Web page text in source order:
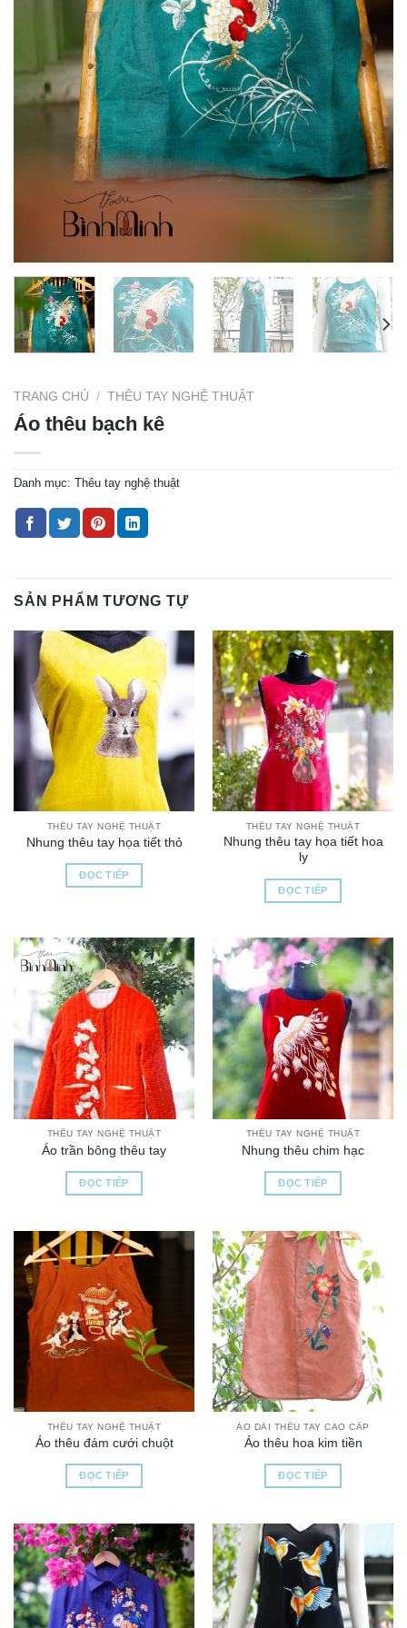
TRANG CHỦ / THÊU TAY NGHỆ THUẬT
Áo thêu bạch kê
Danh mục: Thêu tay nghệ thuật
SẢN PHẨM TƯƠNG TỰ
THÊU TAY NGHỆ THUẬT
Nhung thêu tay họa tiết thỏ
ĐỌC TIẾP
THÊU TAY NGHỆ THUẬT
Nhung thêu tay họa tiết hoa
ly
ĐỌC TIẾP
THÊU TAY NGHỆ THUẬT
Áo trần bông thêu tay
ĐỌC TIẾP
THÊU TAY NGHỆ THUẬT
Nhung thêu chim hạc
ĐỌC TIẾP
THÊU TAY NGHỆ THUẬT
Áo thêu đám cưới chuột
ĐỌC TIẾP
ÁO DÀI THÊU TAY CAO CẤP
Áo thêu hoa kim tiền
ĐỌC TIẾP